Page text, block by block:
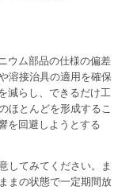
ウム部品の仕様の偏差
溶接治具の適用を確保
減らし、できるだけ工
ほとんどを形成するこ
を回避しようとする
してみてください。ま
まの状態で一定期間放